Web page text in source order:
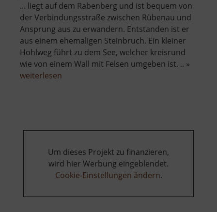
... liegt auf dem Rabenberg und ist bequem von
der Verbindungsstraße zwischen Rübenau und
Ansprung aus zu erwandern. Entstanden ist er
aus einem ehemaligen Steinbruch. Ein kleiner
Hohlweg führt zu dem See, welcher kreisrund
wie von einem Wall mit Felsen umgeben ist. .. »
weiterlesen
Um dieses Projekt zu finanzieren,
wird hier Werbung eingeblendet.
Cookie-Einstellungen ändern.